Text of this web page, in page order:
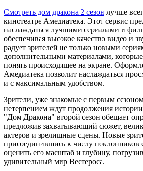
Смотреть дом дракона 2 сезон лучше
кинотеатре Амедиатека. Этот сервис
наслаждаться лучшими сериалами и
обеспечивая высокое качество видео и
радует зрителей не только новыми
дополнительными материалами,
понять происходящее на экране.
Амедиатека позволит наслаждаться
и с максимальным удобством.
Зрители, уже знакомые с первым
нетерпением ждут продолжения
"Дом Дракона" второй сезон обещает
предложив захватывающий сюжет,
актеров и зрелищные сцены. Новые
присоединившись к числу поклонников
оценить его масштаб и глубину,
удивительный мир Вестероса.